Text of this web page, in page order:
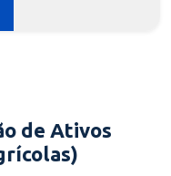
de Ativos